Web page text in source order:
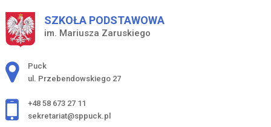
SZKOŁA PODSTAWOWA
im. Mariusza Zaruskiego
Adres pocztowy:
Puck
ul. Przebendowskiego 27
+48 58 673 27 11
sekretariat@sppuck.pl